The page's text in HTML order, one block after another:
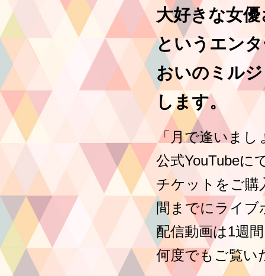
大好きな女
というエン
おいのミル
します。
「月で逢いまし
公式YouTubeに
チケットをご購
間までにライ
配信動画は1週
何度でもご覧い